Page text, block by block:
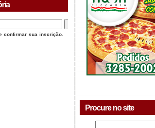
confirmar sua inscrição
Procure no site